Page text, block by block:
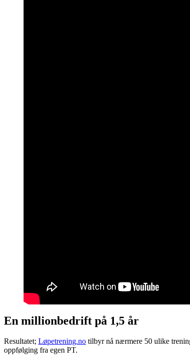
En millionbedrift på 1,5 år
Resultatet; Løpetrening.no tilbyr nå nærmere 50 ulike
oppfølging fra egen PT.